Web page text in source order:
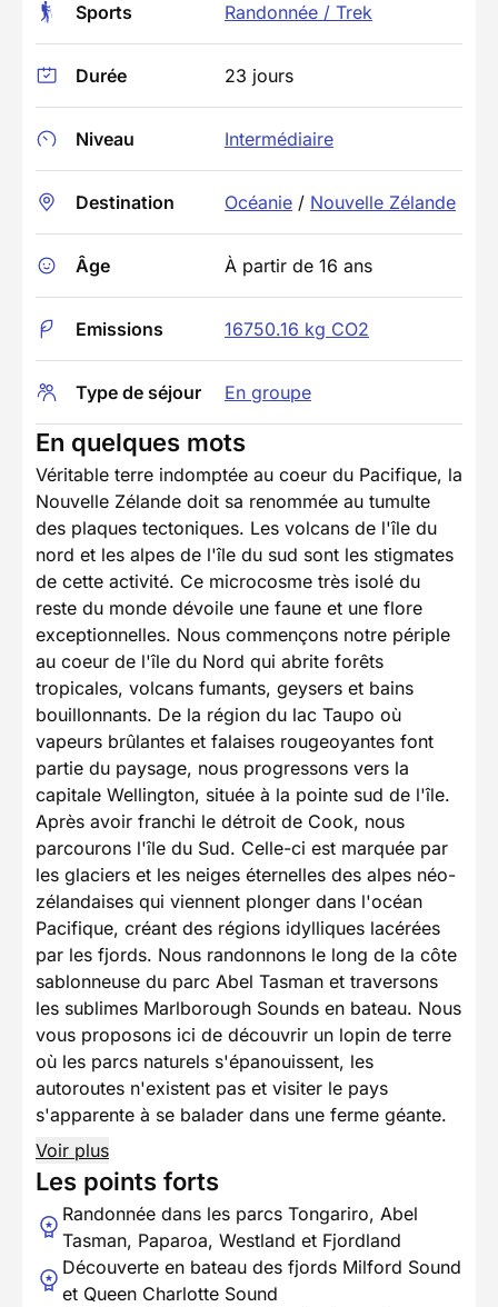
Sports Randonnée / Trek
Durée 23 jours
Niveau Intermédiaire
Destination Océanie / Nouvelle Zélande
Âge À partir de 16 ans
Emissions 16750.16 kg CO2
Type de séjour En groupe
En quelques mots
Véritable terre indomptée au coeur du Pacifique, la
Nouvelle Zélande doit sa renommée au tumulte
des plaques tectoniques. Les volcans de l'île du
nord et les alpes de l'île du sud sont les stigmates
de cette activité. Ce microcosme très isolé du
reste du monde dévoile une faune et une flore
exceptionnelles. Nous commençons notre périple
au coeur de l'île du Nord qui abrite forêts
tropicales, volcans fumants, geysers et bains
bouillonnants. De la région du lac Taupo où
vapeurs brûlantes et falaises rougeoyantes font
partie du paysage, nous progressons vers la
capitale Wellington, située à la pointe sud de l'île.
Après avoir franchi le détroit de Cook, nous
parcourons l'île du Sud. Celle-ci est marquée par
les glaciers et les neiges éternelles des alpes néo-
zélandaises qui viennent plonger dans l'océan
Pacifique, créant des régions idylliques lacérées
par les fjords. Nous randonnons le long de la côte
sablonneuse du parc Abel Tasman et traversons
les sublimes Marlborough Sounds en bateau. Nous
vous proposons ici de découvrir un lopin de terre
où les parcs naturels s'épanouissent, les
autoroutes n'existent pas et visiter le pays
s'apparente à se balader dans une ferme géante.
Voir plus
Les points forts
Randonnée dans les parcs Tongariro, Abel
Tasman, Paparoa, Westland et Fjordland
Découverte en bateau des fjords Milford Sound
et Queen Charlotte Sound